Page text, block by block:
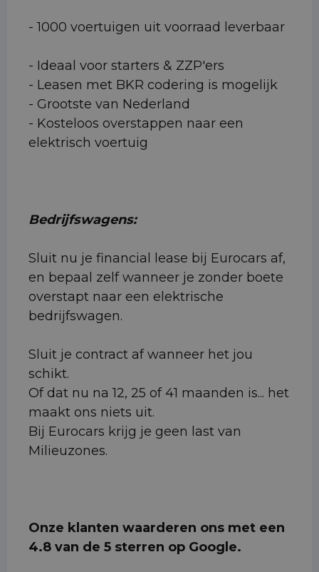
- 1000 voertuigen uit voorraad leverbaar
- Ideaal voor starters & ZZP'ers
- Leasen met BKR codering is mogelijk
- Grootste van Nederland
- Kosteloos overstappen naar een
elektrisch voertuig
Bedrijfswagens:
Sluit nu je financial lease bij Eurocars af,
en bepaal zelf wanneer je zonder boete
overstapt naar een elektrische
bedrijfswagen.
Sluit je contract af wanneer het jou
schikt.
Of dat nu na 12, 25 of 41 maanden is... het
maakt ons niets uit.
Bij Eurocars krijg je geen last van
Milieuzones.
Onze klanten waarderen ons met een
4.8 van de 5 sterren op Google.